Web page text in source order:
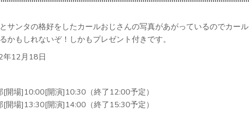
サンタの格好をしたカールおじさんの写真があがっているのでカール
かもしれないぞ！しかもプレゼント付きです。
年12月18日
[開場]10:00[開演]10:30（終了12:00予定）
[開場]13:30[開演]14:00（終了15:30予定）